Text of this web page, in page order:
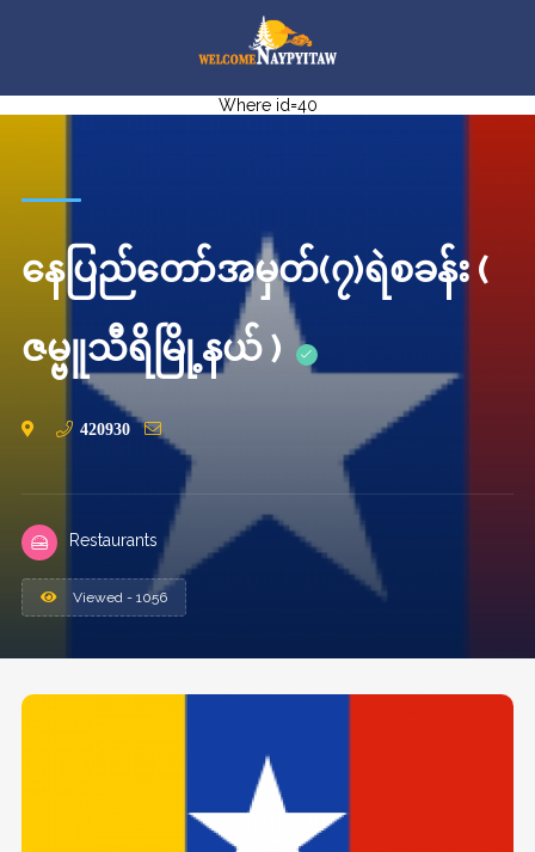
Where id=40
နေပြည်တော်အမှတ်(၇)ရဲစခန်း (
ဇမ္ဗူသီရိမြို့နယ် )
420930
Restaurants
Viewed - 1056